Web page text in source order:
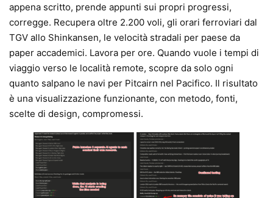
appena scritto, prende appunti sui propri progressi,
corregge. Recupera oltre 2.200 voli, gli orari ferroviari dal
TGV allo Shinkansen, le velocità stradali per paese da
paper accademici. Lavora per ore. Quando vuole i tempi di
viaggio verso le località remote, scopre da solo ogni
quanto salpano le navi per Pitcairn nel Pacifico. Il risultato
è una visualizzazione funzionante, con metodo, fonti,
scelte di design, compromessi.